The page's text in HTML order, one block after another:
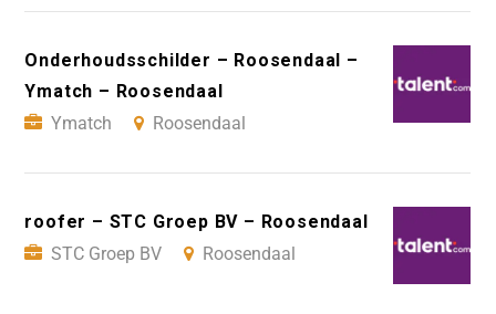
Onderhoudsschilder – Roosendaal –
Ymatch – Roosendaal
Ymatch
Roosendaal
roofer – STC Groep BV – Roosendaal
STC Groep BV
Roosendaal